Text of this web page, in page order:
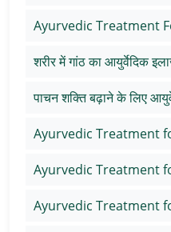
Ayurvedic Treatment
शरीर में गांठ का आयुर्वेदिक
पाचन शक्ति बढ़ाने के लिए
Ayurvedic Treatment
Ayurvedic Treatment
Ayurvedic Treatment